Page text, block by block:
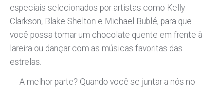
especiais selecionados por artistas como Kelly
Clarkson, Blake Shelton e Michael Bublé, para que
você possa tomar um chocolate quente em frente à
lareira ou dançar com as músicas favoritas das
estrelas.
A melhor parte? Quando você se juntar a nós no